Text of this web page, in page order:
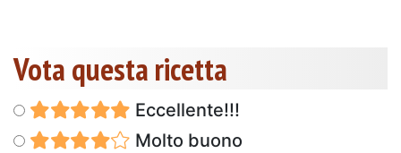
Vota questa ricetta
Eccellente!!!
Molto buono